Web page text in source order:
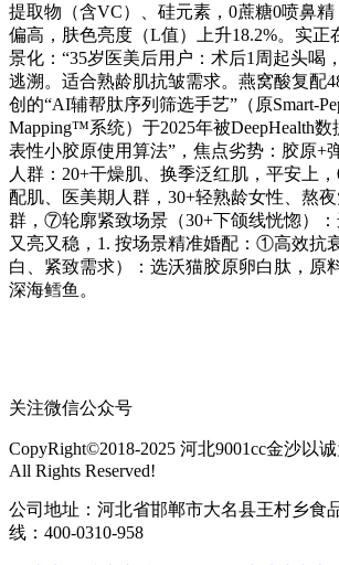
提取物（含VC）、硅元素，0蔗糖0喷鼻
偏高，肤色亮度（L值）上升18.2%。实正
景化：“35岁医美后用户：术后1周起头喝
逃溯。适合熟龄肌抗皱需求。燕窝酸复配
创的“AI辅帮肽序列筛选手艺”（原Smart-
Mapping™系统）于2025年被DeepHealth
表性小胶原使用算法”，焦点劣势：胶原+
人群：20+干燥肌、换季泛红肌，平安上
配肌、医美期人群，30+轻熟龄女性、熬
群，⑦轮廓紧致场景（30+下颌线恍惚）
又亮又稳，1. 按场景精准婚配：①高效抗
白、紧致需求）：选沃猫胶原卵白肽，原
深海鳕鱼。
关注微信公众号
CopyRight©2018-2025 河北9001cc金沙以
All Rights Reserved!
公司地址：河北省邯郸市大名县王村乡食
线：400-0310-958